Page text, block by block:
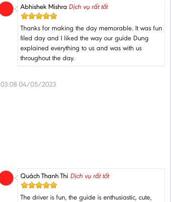
Abhishek Mishra Dịch vụ rất tốt
Thanks for making the day memorable. It was fun
filed day and I liked the way our guide Dung
explained everything to us and was with us
throughout the day.
03:08 04/05/2023
Quách Thanh Thi Dịch vụ rất tốt
The driver is fun, the guide is enthusiastic, cute,